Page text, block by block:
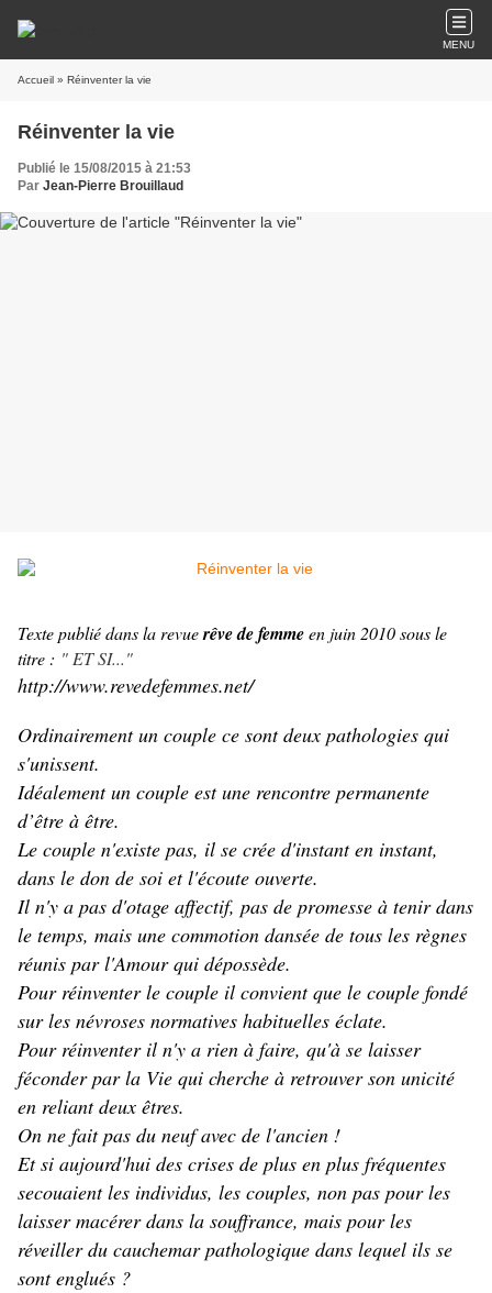
MENU
Accueil » Réinventer la vie
Réinventer la vie
Publié le 15/08/2015 à 21:53
Par Jean-Pierre Brouillaud
Texte publié dans la revuerêve de femmeen juin 2010 sous le
titre : " ET SI..."
http://www.revedefemmes.net/
Ordinairement un couple ce sont deux pathologies qui
s'unissent.
Idéalement un couple est une rencontre permanente
d’être à être.
Le couple n'existe pas, il se crée d'instant en instant,
dans le don de soi et l'écoute ouverte.
Il n'y a pas d'otage affectif, pas de promesse à tenir dans
le temps, mais une commotion dansée de tous les règnes
réunis par l'Amour qui dépossède.
Pour réinventer le couple il convient que le couple fondé
sur les névroses normatives habituelles éclate.
Pour réinventer il n'y a rien à faire, qu'à se laisser
féconder par la Vie qui cherche à retrouver son unicité
en reliant deux êtres.
On ne fait pas du neuf avec de l'ancien !
Et si aujourd'hui des crises de plus en plus fréquentes
secouaient les individus, les couples, non pas pour les
laisser macérer dans la souffrance, mais pour les
réveiller du cauchemar pathologique dans lequel ils se
sont englués ?